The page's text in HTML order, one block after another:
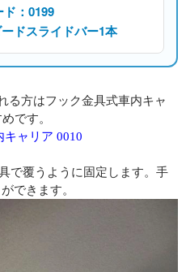
：0199
ドスライドバー1本
る方はフック金具式車内キャ
です。
キャリア 0010
で覆うように固定します。手
できます。